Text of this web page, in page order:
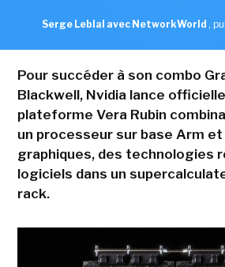
Serge Leblal avec NetworkWorld ,
Pour succéder à son combo
Blackwell, Nvidia lance
plateforme Vera Rubin
un processeur sur base Arm
graphiques, des technologies
logiciels dans un
rack.